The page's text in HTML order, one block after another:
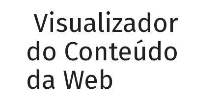
Visualizador
do Conteúdo
da Web